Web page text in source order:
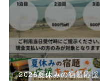
2026夏休みの宿題応援